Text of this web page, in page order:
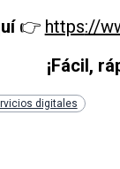
👉 https://
¡Fácil,
digitales